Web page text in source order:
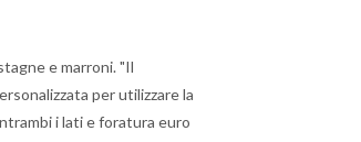
e marroni. "Il
per utilizzare la
i lati e foratura euro